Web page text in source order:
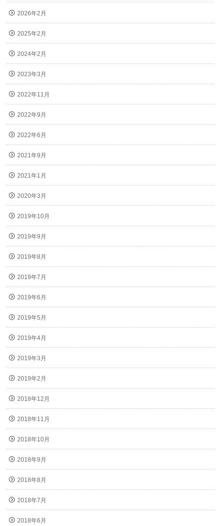
2026年2月
2025年2月
2024年2月
2023年3月
2022年11月
2022年9月
2022年6月
2021年9月
2021年1月
2020年3月
2019年10月
2019年9月
2019年8月
2019年7月
2019年6月
2019年5月
2019年4月
2019年3月
2019年2月
2018年12月
2018年11月
2018年10月
2018年9月
2018年8月
2018年7月
2018年6月